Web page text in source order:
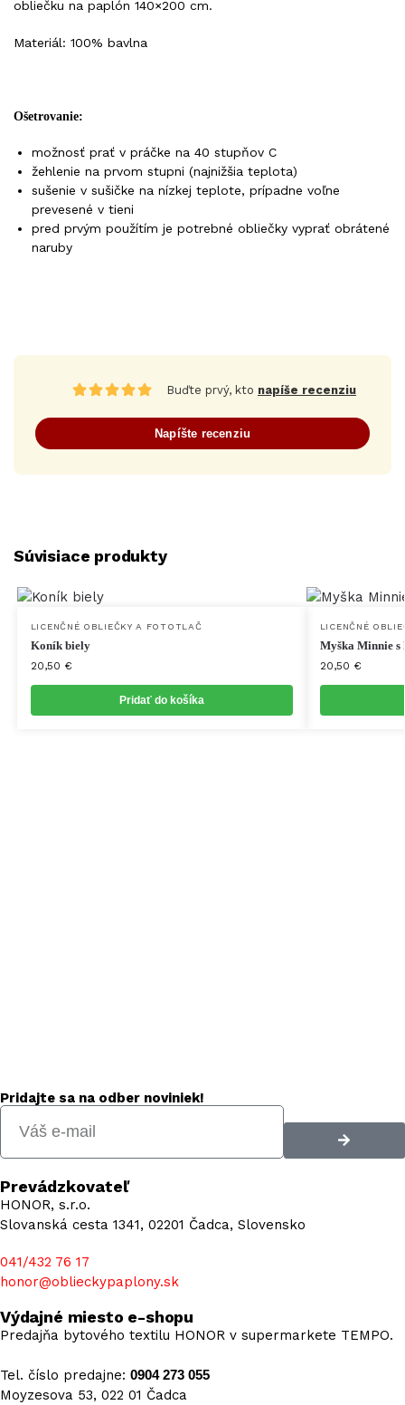
obliečku na paplón 140×200 cm.
Materiál: 100% bavlna
Ošetrovanie:
možnosť prať v práčke na 40 stupňov C
žehlenie na prvom stupni (najnižšia teplota)
sušenie v sušičke na nízkej teplote, prípadne voľne
prevesené v tieni
pred prvým použítím je potrebné obliečky vyprať obrátené
naruby
Buďte prvý, kto napíše recenziu
Napíšte recenziu
Súvisiace produkty
LICENČNÉ OBLIEČKY A FOTOTLAČ
Koník biely
20,50 €
Pridať do košíka
LICENČNÉ
Myška Minnie s
20,50 €
Pridajte sa na odber noviniek!
Prevádzkovateľ
HONOR, s.r.o.
Slovanská cesta 1341, 02201 Čadca, Slovensko
041/432 76 17
honor@oblieckypaplony.sk
Výdajné miesto e-shopu
Predajňa bytového textilu HONOR v supermarkete TEMPO.
Tel. číslo predajne: 0904 273 055
Moyzesova 53, 022 01 Čadca